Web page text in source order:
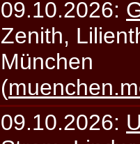
09.10.2026:
Zenith,
München
(
09.10.2026: